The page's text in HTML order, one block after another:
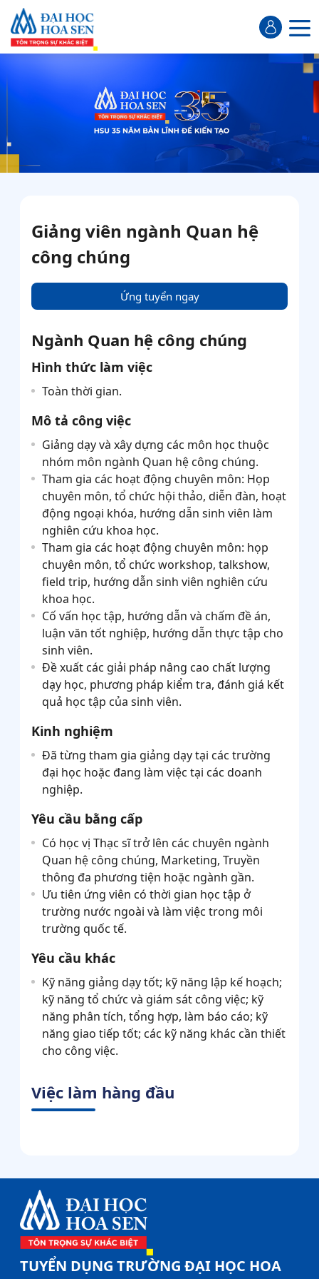
Giảng viên ngành Quan hệ
công chúng
Ứng tuyển ngay
Ngành Quan hệ công chúng
Hình thức làm việc
Toàn thời gian.
Mô tả công việc
Giảng dạy và xây dựng các môn học thuộc
nhóm môn ngành Quan hệ công chúng.
Tham gia các hoạt động chuyên môn: Họp
chuyên môn, tổ chức hội thảo, diễn đàn, hoạt
động ngoại khóa, hướng dẫn sinh viên làm
nghiên cứu khoa học.
Tham gia các hoạt động chuyên môn: họp
chuyên môn, tổ chức workshop, talkshow,
field trip, hướng dẫn sinh viên nghiên cứu
khoa học.
Cố vấn học tập, hướng dẫn và chấm đề án,
luận văn tốt nghiệp, hướng dẫn thực tập cho
sinh viên.
Đề xuất các giải pháp nâng cao chất lượng
dạy học, phương pháp kiểm tra, đánh giá kết
quả học tập của sinh viên.
Kinh nghiệm
Đã từng tham gia giảng dạy tại các trường
đại học hoặc đang làm việc tại các doanh
nghiệp.
Yêu cầu bằng cấp
Có học vị Thạc sĩ trở lên các chuyên ngành
Quan hệ công chúng, Marketing, Truyền
thông đa phương tiện hoặc ngành gần.
Ưu tiên ứng viên có thời gian học tập ở
trường nước ngoài và làm việc trong môi
trường quốc tế.
Yêu cầu khác
Kỹ năng giảng dạy tốt; kỹ năng lập kế hoạch;
kỹ năng tổ chức và giám sát công việc; kỹ
năng phân tích, tổng hợp, làm báo cáo; kỹ
năng giao tiếp tốt; các kỹ năng khác cần thiết
cho công việc.
Việc làm hàng đầu
TUYỂN DỤNG TRƯỜNG ĐẠI HỌC HOA